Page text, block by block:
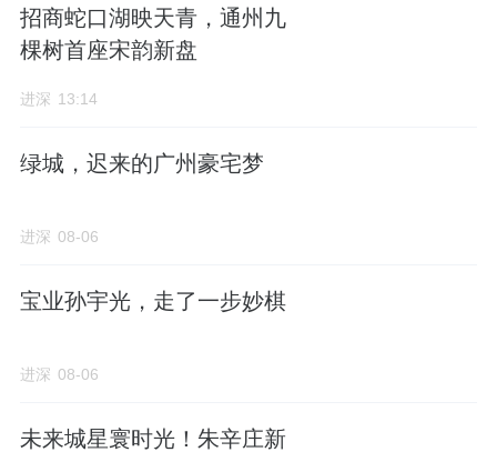
招商蛇口湖映天青，通州九
棵树首座宋韵新盘
进深 13:14
绿城，迟来的广州豪宅梦
进深 08-06
宝业孙宇光，走了一步妙棋
进深 08-06
未来城星寰时光！朱辛庄新